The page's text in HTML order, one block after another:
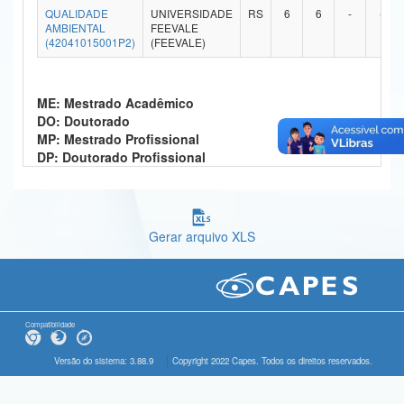
Ministério da Ciência, Tecnologia, Inovações e Comunicações
Ministério do Meio Ambiente
Ministério do Desenvolvimento Regional
Controladoria-Geral da União
Gabinete de Segurança Institucional
Advocacia-Geral da União
QUALIDADE
AMBIENTAL
(42041015001P2)
UNIVERSIDADE
FEEVALE
(FEEVALE)
RS 6 6 - -
ME: Mestrado Acadêmico
DO: Doutorado
MP: Mestrado Profissional
DP: Doutorado Profissional
Gerar arquivo XLS
Compatibilidade
Versão do sistema: 3.88.9 Copyright 2022 Capes. Todos os direitos reservados.